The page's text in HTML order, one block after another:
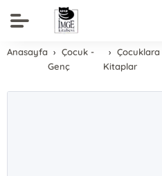
Anasayfa
Çocuk -
Genç
Kitaplar